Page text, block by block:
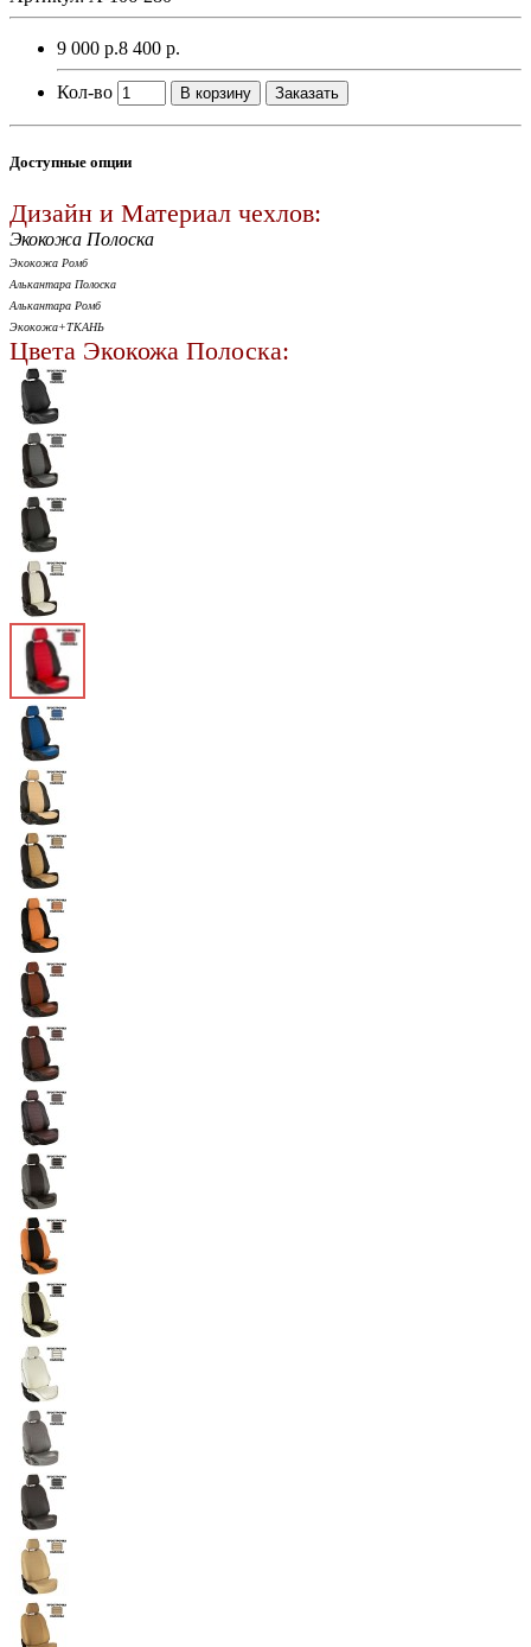
9 000 р.8 400 р.
Кол-во В корзину Заказать
Доступные опции
Дизайн и Материал чехлов:
Экокожа Полоска
Экокожа Ромб
Алькантара Полоска
Алькантара Ромб
Экокожа+ТКАНЬ
Цвета Экокожа Полоска: